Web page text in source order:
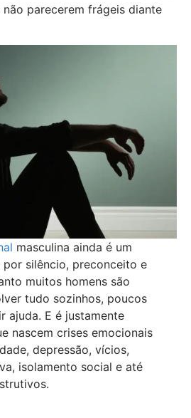
parecerem frágeis diante
masculina ainda é um
silêncio, preconceito e
muitos homens são
tudo sozinhos, poucos
ajuda. E é justamente
nascem crises emocionais
depressão, vícios,
isolamento social e até